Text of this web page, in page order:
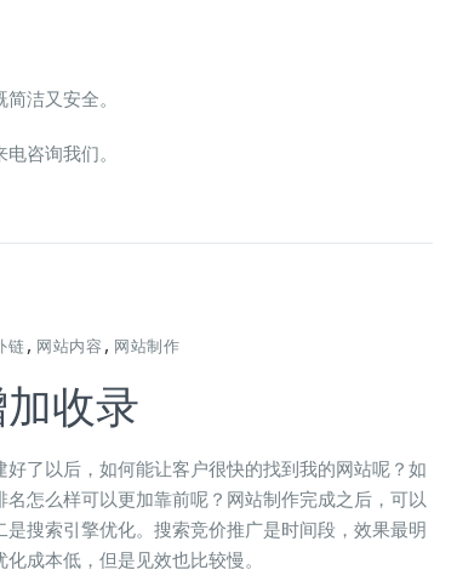
洁又安全。
咨询我们。
链 , 网站内容 , 网站制作
收录
了以后，如何能让客户很快的找到我的网站呢？如
怎么样可以更加靠前呢？网站制作完成之后，可以
搜索引擎优化。搜索竞价推广是时间段，效果最明
成本低，但是见效也比较慢。